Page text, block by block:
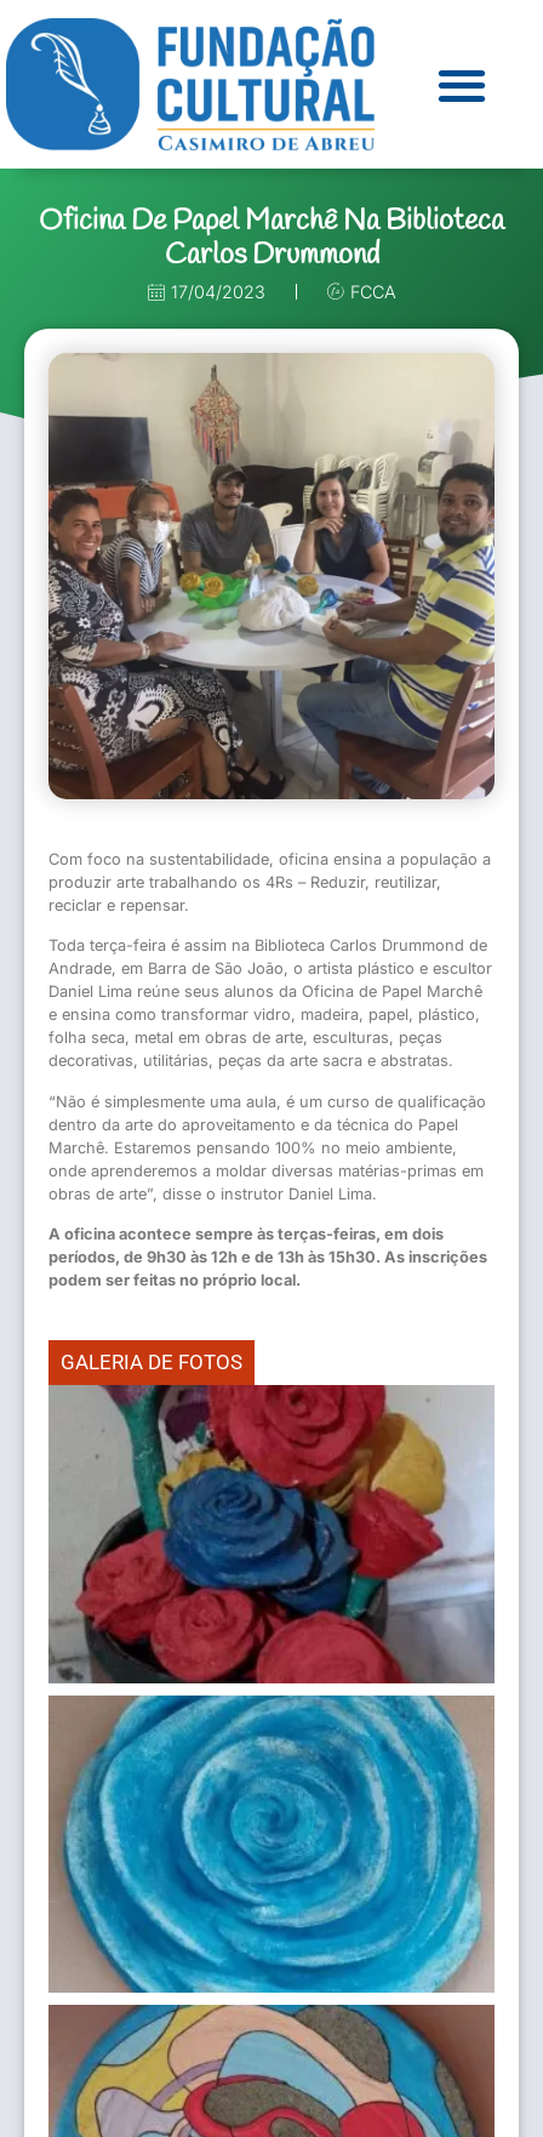
Oficina De Papel Marchê Na Biblioteca
Carlos Drummond
17/04/2023 FCCA
Com foco na sustentabilidade, oficina ensina a população a
produzir arte trabalhando os 4Rs – Reduzir, reutilizar,
reciclar e repensar.
Toda terça-feira é assim na Biblioteca Carlos Drummond de
Andrade, em Barra de São João, o artista plástico e escultor
Daniel Lima reúne seus alunos da Oficina de Papel Marchê
e ensina como transformar vidro, madeira, papel, plástico,
folha seca, metal em obras de arte, esculturas, peças
decorativas, utilitárias, peças da arte sacra e abstratas.
“Não é simplesmente uma aula, é um curso de qualificação
dentro da arte do aproveitamento e da técnica do Papel
Marchê. Estaremos pensando 100% no meio ambiente,
onde aprenderemos a moldar diversas matérias-primas em
obras de arte”, disse o instrutor Daniel Lima.
A oficina acontece sempre às terças-feiras, em dois
períodos, de 9h30 às 12h e de 13h às 15h30. As inscrições
podem ser feitas no próprio local.
GALERIA DE FOTOS